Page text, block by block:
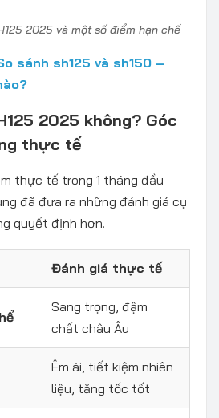
2025 và một số điểm hạn chế
sánh sh125 và sh150 –
2025 không? Góc
thực tế
thực tế trong 1 tháng đầu
đã đưa ra những đánh giá cụ
quyết định hơn.
Đánh giá thực tế
Sang trọng, đậm
chất châu Âu
Êm ái, tiết kiệm nhiên
liệu, tăng tốc tốt